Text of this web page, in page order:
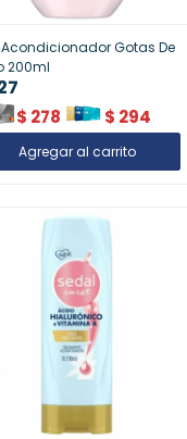
Gotas De
200ml
$ 278 $ 294